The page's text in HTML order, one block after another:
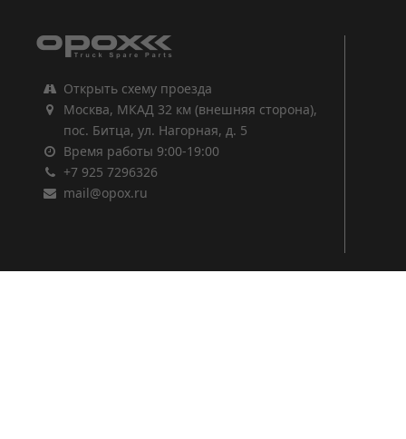
Открыть схему проезда
Москва, МКАД 32 км (внешняя сторона),
пос. Битца, ул. Нагорная, д. 5
Время работы 9:00-19:00
+7 925 7296326
mail@opox.ru